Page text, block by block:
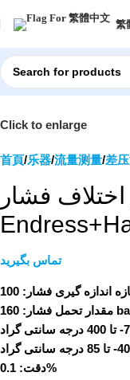
繁
Click to enlarge
首頁 乐器 流量测量 差
اختلاف فشار
تماس بگیرید
اندازه گیری فشار:
مقدار تحمل فشار: 160
40- تا 85 درجه سانتی گراد
دقت:0.1%